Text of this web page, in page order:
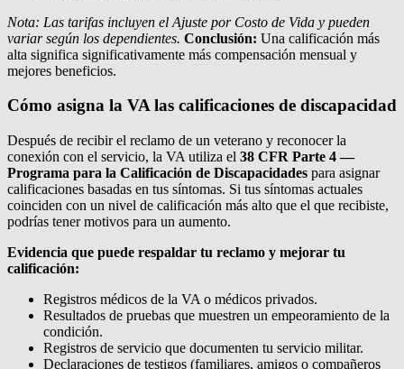
Nota: Las tarifas incluyen el Ajuste por Costo de Vida y pueden
variar según los dependientes. Conclusión: Una calificación más
alta significa significativamente más compensación mensual y
mejores beneficios.
Cómo asigna la VA las calificaciones de discapacidad
Después de recibir el reclamo de un veterano y reconocer la
conexión con el servicio, la VA utiliza el 38 CFR Parte 4 —
Programa para la Calificación de Discapacidades para asignar
calificaciones basadas en tus síntomas. Si tus síntomas actuales
coinciden con un nivel de calificación más alto que el que recibiste,
podrías tener motivos para un aumento.
Evidencia que puede respaldar tu reclamo y mejorar tu
calificación:
Registros médicos de la VA o médicos privados.
Resultados de pruebas que muestren un empeoramiento de la
condición.
Registros de servicio que documenten tu servicio militar.
Declaraciones de testigos (familiares, amigos o compañeros